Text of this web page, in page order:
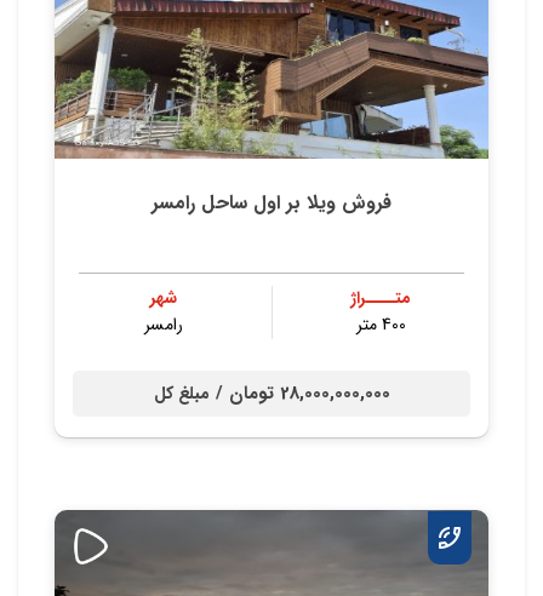
فروش ویلا بر اول ساحل رامسر
متــــراژ
400 متر
شهر
رامسر
28,000,000,000 تومان / مبلغ کل